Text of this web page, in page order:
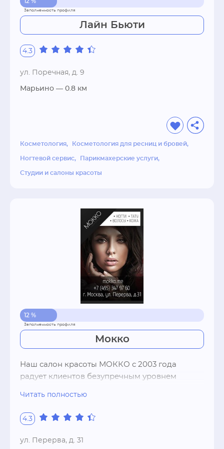
Лайн Бьюти
4.3
ул. Поречная, д. 9
Марьино — 0.8 км
Косметология Косметология для ресниц и бровей
Ногтевой сервис Парикмахерские услуги
Студии и салоны красоты
12 %
Мокко
Наш салон красоты МОККО с 2003 года
радует клиентов безупречным уровнем
профессионализмом мастеров.Наша команда
- это только лучшие специалисты,
профессионалы своего дела, которые
Читать полностью
4.3
ул. Перерва, д. 31